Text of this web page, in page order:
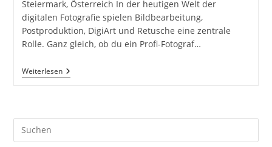
Steiermark, Österreich In der heutigen Welt der
digitalen Fotografie spielen Bildbearbeitung,
Postproduktion, DigiArt und Retusche eine zentrale
Rolle. Ganz gleich, ob du ein Profi-Fotograf…
WeiterlesenBildbearbeitung,
Postproduktion,
Von
Graz